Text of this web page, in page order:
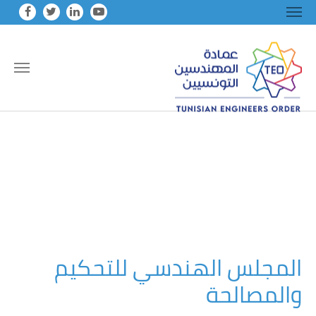
المجلس الهندسي للتحكيم
والمصالحة